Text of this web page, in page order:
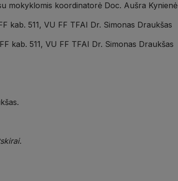
mokyklomis koordinatorė Doc. Aušra Kynienė
kab. 511, VU FF TFAI Dr. Simonas Draukšas
kab. 511, VU FF TFAI Dr. Simonas Draukšas